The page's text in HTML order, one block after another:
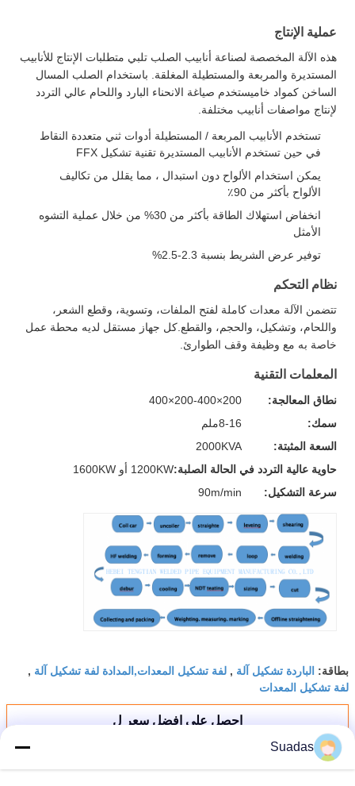
عملية الإنتاج
هذه الآلة المخصصة لصناعة أنابيب الصلب تلبي متطلبات الإنتاج للأنابيب
المستديرة والمربعة والمستطيلة المغلقة. باستخدام الصلب المسال
الساخن كمواد خاميستخدم صياغة الانحناء البارد واللحام عالي التردد
لإنتاج مواصفات أنابيب مختلفة.
تستخدم الأنابيب المربعة / المستطيلة أدوات ثني متعددة النقاط
في حين تستخدم الأنابيب المستديرة تقنية تشكيل FFX
يمكن استخدام الألواح دون استبدال ، مما يقلل من تكاليف
الألواح بأكثر من 90٪
انخفاض استهلاك الطاقة بأكثر من 30% من خلال عملية التشوه
الأمثل
توفير عرض الشريط بنسبة 2.3-2.5%
نظام التحكم
تتضمن الآلة معدات كاملة لفتح الملفات، وتسوية، وقطع الشعر،
واللحام، وتشكيل، والحجم، والقطع.كل جهاز مستقل لديه محطة عمل
خاصة به مع وظيفة وقف الطوارئ.
المعلمات التقنية
نطاق المعالجة:
200×200-400×400
سمك:
8-16ملم
السعة المثبتة:
2000KVA
حاوية عالية التردد في الحالة الصلبة:1200KW أو 1600KW
سرعة التشكيل:
90m/min
بطاقة: الباردة تشكيل آلة , لفة تشكيل المعدات,المدادة لفة تشكيل آلة ,
لفة تشكيل المعدات
احصل على افضل سعر ل
Suadas